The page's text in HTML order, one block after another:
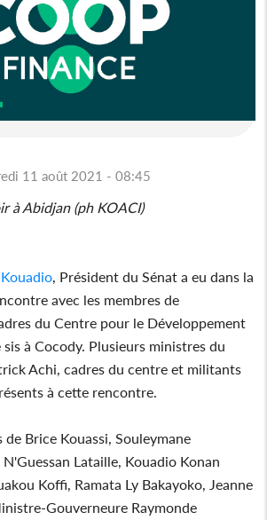
11 août 2021 - 08:45
à Abidjan (ph KOACI)
, Président du Sénat a eu dans la
avec les membres de
du Centre pour le Développement
sis à Cocody. Plusieurs ministres du
Achi, cadres du centre et militants
à cette rencontre.
Brice Kouassi, Souleymane
Lataille, Kouadio Konan
Koffi, Ramata Ly Bakayoko, Jeanne
Gouverneure Raymonde